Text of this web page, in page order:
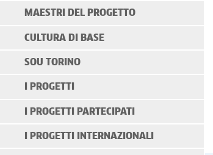
MAESTRI DEL PROGETTO
CULTURA DI BASE
SOU TORINO
I PROGETTI
I PROGETTI PARTECIPATI
I PROGETTI INTERNAZIONALI